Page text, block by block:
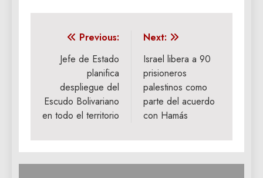
Navegación
entradas
Previous:
Jefe de Estado
planifica
despliegue del
Escudo Bolivariano
en todo el territorio
Next:
Israel libera a 90
prisioneros
palestinos como
parte del acuerdo
con Hamás